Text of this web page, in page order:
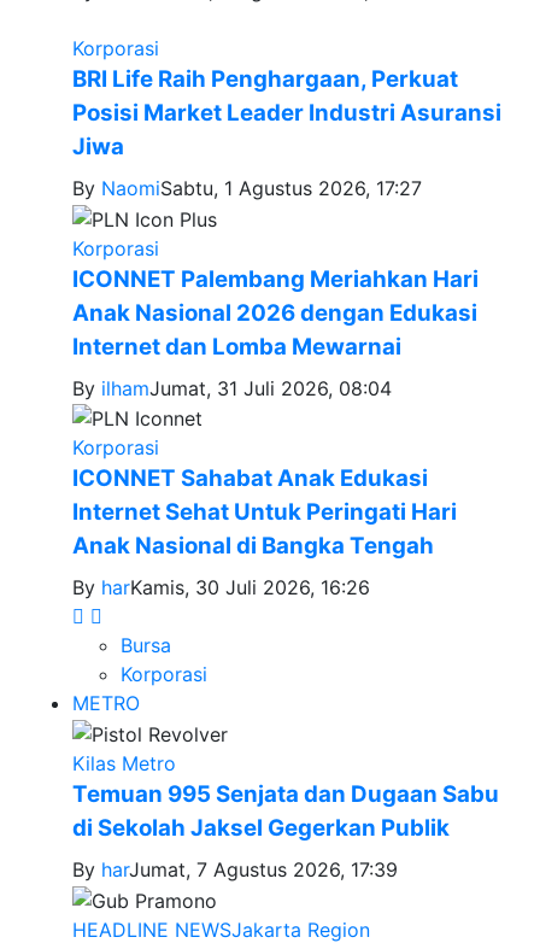
Korporasi
BRI Life Raih Penghargaan, Perkuat
Posisi Market Leader Industri Asuransi
Jiwa
By NaomiSabtu, 1 Agustus 2026, 17:27
Korporasi
ICONNET Palembang Meriahkan Hari
Anak Nasional 2026 dengan Edukasi
Internet dan Lomba Mewarnai
By ilhamJumat, 31 Juli 2026, 08:04
Korporasi
ICONNET Sahabat Anak Edukasi
Internet Sehat Untuk Peringati Hari
Anak Nasional di Bangka Tengah
By harKamis, 30 Juli 2026, 16:26
Bursa
Korporasi
METRO
Kilas Metro
Temuan 995 Senjata dan Dugaan Sabu
di Sekolah Jaksel Gegerkan Publik
By harJumat, 7 Agustus 2026, 17:39
HEADLINE NEWSJakarta Region